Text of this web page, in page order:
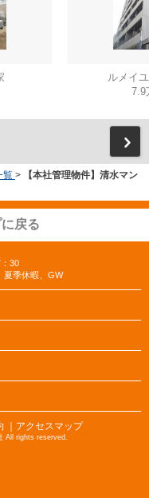
ルメイ
7.9
覧 >
【本社管理物件】清水マン
戻る
30
夏季休暇、GW
｜アクセスマップ
All rights reserved.